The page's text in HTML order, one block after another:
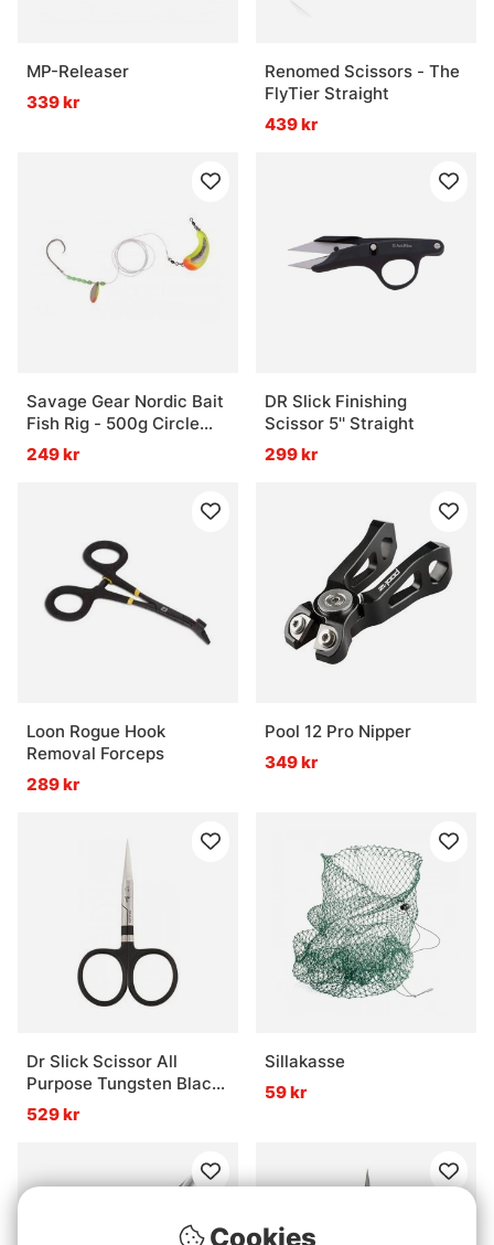
MP-Releaser
339 kr
Renomed Scissors - The
FlyTier Straight
439 kr
Savage Gear Nordic Bait
Fish Rig - 500g Circle
Hook 12/0 FC 1mm
249 kr
DR Slick Finishing
Scissor 5'' Straight
299 kr
Loon Rogue Hook
Removal Forceps
289 kr
Pool 12 Pro Nipper
349 kr
Dr Slick Scissor All
Purpose Tungsten Black
Loop 4''
529 kr
Sillakasse
59 kr
Cookies